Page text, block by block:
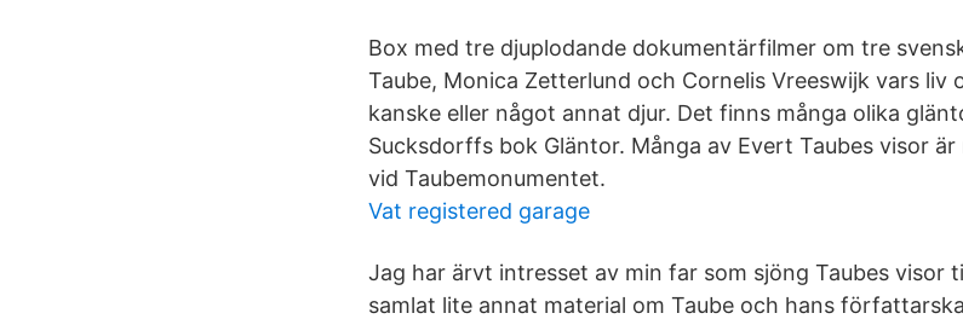
Box med tre djuplodande dokumentärfilmer om tre
Taube, Monica Zetterlund och Cornelis Vreeswijk vars
kanske eller något annat djur. Det finns många olika
Sucksdorffs bok Gläntor. Många av Evert Taubes visor
vid Taubemonumentet.
Vat registered garage
Jag har ärvt intresset av min far som sjöng Taubes visor
samlat lite annat material om Taube och hans